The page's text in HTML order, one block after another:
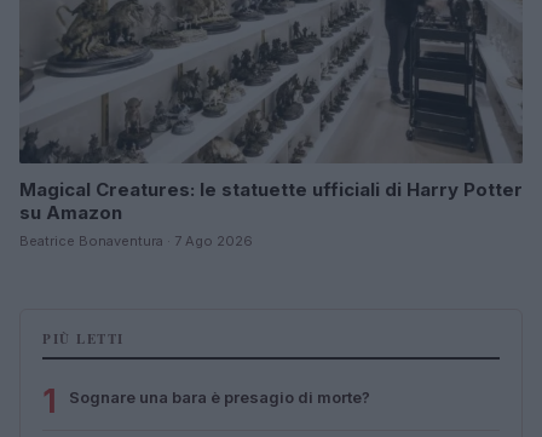
Magical Creatures: le statuette ufficiali di Harry Potter
su Amazon
Beatrice Bonaventura · 7 Ago 2026
PIÙ LETTI
1 Sognare una bara è presagio di morte?